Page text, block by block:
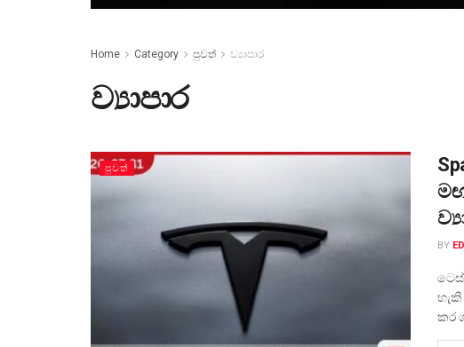
Home Category පුවත් ව්‍යාපාර
ව්‍යාපාර
පුවත්
BY
හැකි
කර